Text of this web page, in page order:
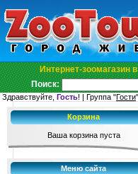
Интернет-зоомагазин
Поиск:
Здравствуйте, Гость! | Группа "Гости
Корзина
Ваша корзина пуста
Меню сайта